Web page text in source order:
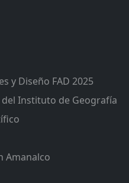
y Diseño FAD 2025
Instituto de Geografía
Amanalco